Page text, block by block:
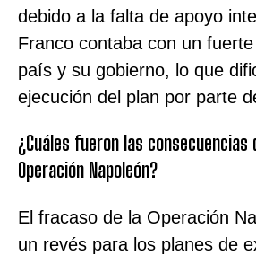
debido a la falta de apoyo
Franco contaba con un
país y su gobierno, lo que
ejecución del plan por parte
¿Cuáles fueron las consecuencias
Operación Napoleón?
El fracaso de la Operación
un revés para los planes de